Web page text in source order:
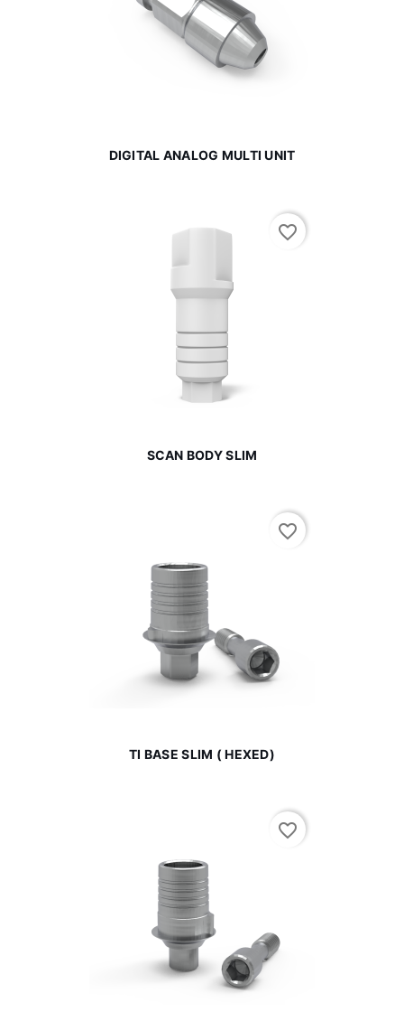
DIGITAL ANALOG MULTI UNIT
SCAN BODY SLIM
favorite_border
TI BASE SLIM ( HEXED)
favorite_border
favorite_border